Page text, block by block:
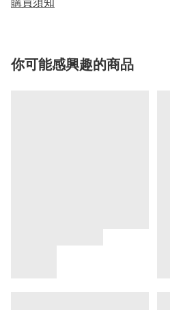
購買須知
你可能感興趣的商品